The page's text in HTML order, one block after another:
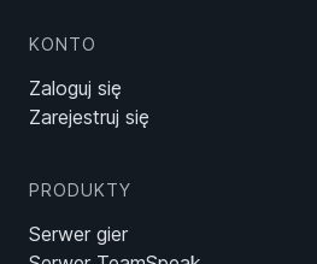
KONTO
Zaloguj się
Zarejestruj się
PRODUKTY
Serwer gier